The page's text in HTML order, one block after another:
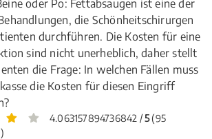
oder Po: Fettabsaugen ist eine der
die Schönheitschirurgen
durchführen. Die Kosten für eine
sind nicht unerheblich, daher stellt
die Frage: In welchen Fällen muss
die Kosten für diesen Eingriff
4.063157894736842 /5(95